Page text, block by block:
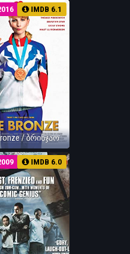
IMDB 6.1
/ ბრინჯაო
IMDB 6.0